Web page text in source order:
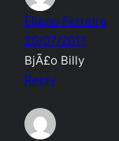
Eliene Ferreira
20/07/2011
BjÃ£o Billy
Reply